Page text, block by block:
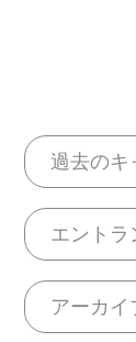
過去のキ
エントラ
アーカイ